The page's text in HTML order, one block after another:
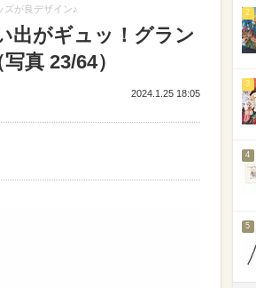
ズが良デザイン♪
出がギュッ！グラン
真 23/64）
2024.1.25 18:05
2
3
4
5